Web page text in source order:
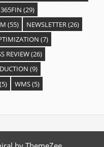
(29)
(55) NEWSLETTER(26)
(7)
REVIEW(26)
(9)
WMS(5)